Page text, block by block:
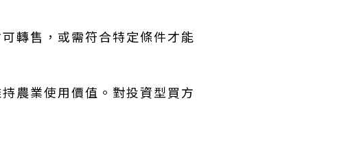
轉售，或需符合特定條件才能
農業使用價值。對投資型買方